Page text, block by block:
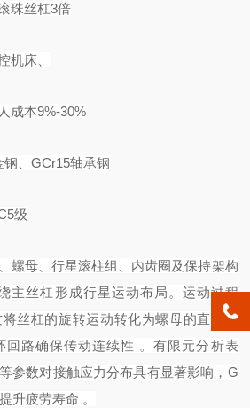
珠丝杠3倍
机床、
成本9%-30%
钢、GCr15轴承钢
级
螺母、行星滚柱组、内齿圈及保持架构
主丝杠形成行星运动布局。运动过程
丝杠的旋转运动转化为螺母的直线位
回路确保传动连续性 。有限元分析表
参数对接触应力分布具有显著影响， G
升疲劳寿命 。